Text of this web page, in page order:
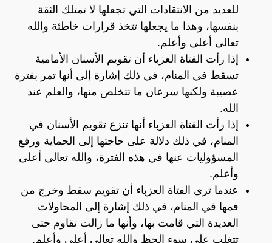
للعديد من الانتقادات التي تجعلها لا تمتلك الثقة
بنفسها، وهذا ما يجعلها تتخذ قرارات خاطئة والله
تعالى أعلى وأعلم.
إذا رأت الفتاة العزباء أن تقويم الأسنان الأمامية
تسقط في المنام، في ذلك إشارة إلى أنها تمر بفترة
عصيبة ولكنها سرعان ما تتخلص منها، والعلم عند
الله.
إذا رأت الفتاة العزباء أنها تنزع تقويم الأسنان في
المنام، في ذلك دلالة على حاجتها إلى الحماية ورفع
المسؤوليات عنها في هذه الفترة، والله تعالى أعلى
وأعلم.
عندما ترى الفتاة العزباء أن تقويم سقط وخرج من
فمها في المنام، في ذلك إشارة إلى المحاولات
العديدة التي قامت بها، وأنها ما زالت تقاوم حتى
تتغلب على سوء الحظ والله تعالى أعلى وأعلم.